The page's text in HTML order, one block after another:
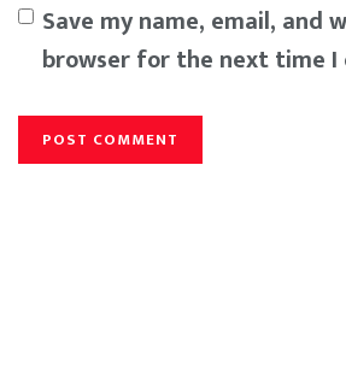
Save my name, email, and
browser for the next time I